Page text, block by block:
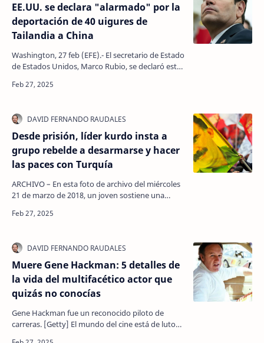
EE.UU. se declara "alarmado" por la
deportación de 40 uigures de
Tailandia a China
Washington, 27 feb (EFE).- El secretario de Estado
de Estados Unidos, Marco Rubio, se declaró este
Desde prisión, líder kurdo insta a
grupo rebelde a desarmarse y hacer
las paces con Turquía
ARCHIVO – En esta foto de archivo del miércoles
21 de marzo de 2018, un joven sostiene una
encarcel…
Muere Gene Hackman: 5 detalles de
la vida del multifacético actor que
quizás no conocías
Gene Hackman fue un reconocido piloto de
carreras. [Getty] El mundo del cine está de luto